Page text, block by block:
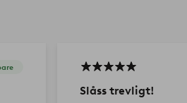
Slåss trevligt!